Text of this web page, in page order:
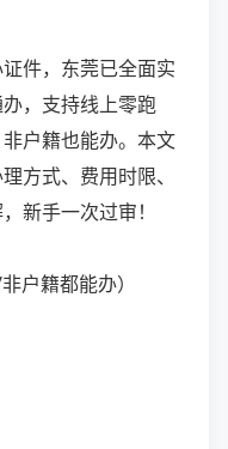
件，东莞已全面实
，支持线上零跑
户籍也能办。本文
方式、费用时限、
新手一次过审！
户籍都能办）